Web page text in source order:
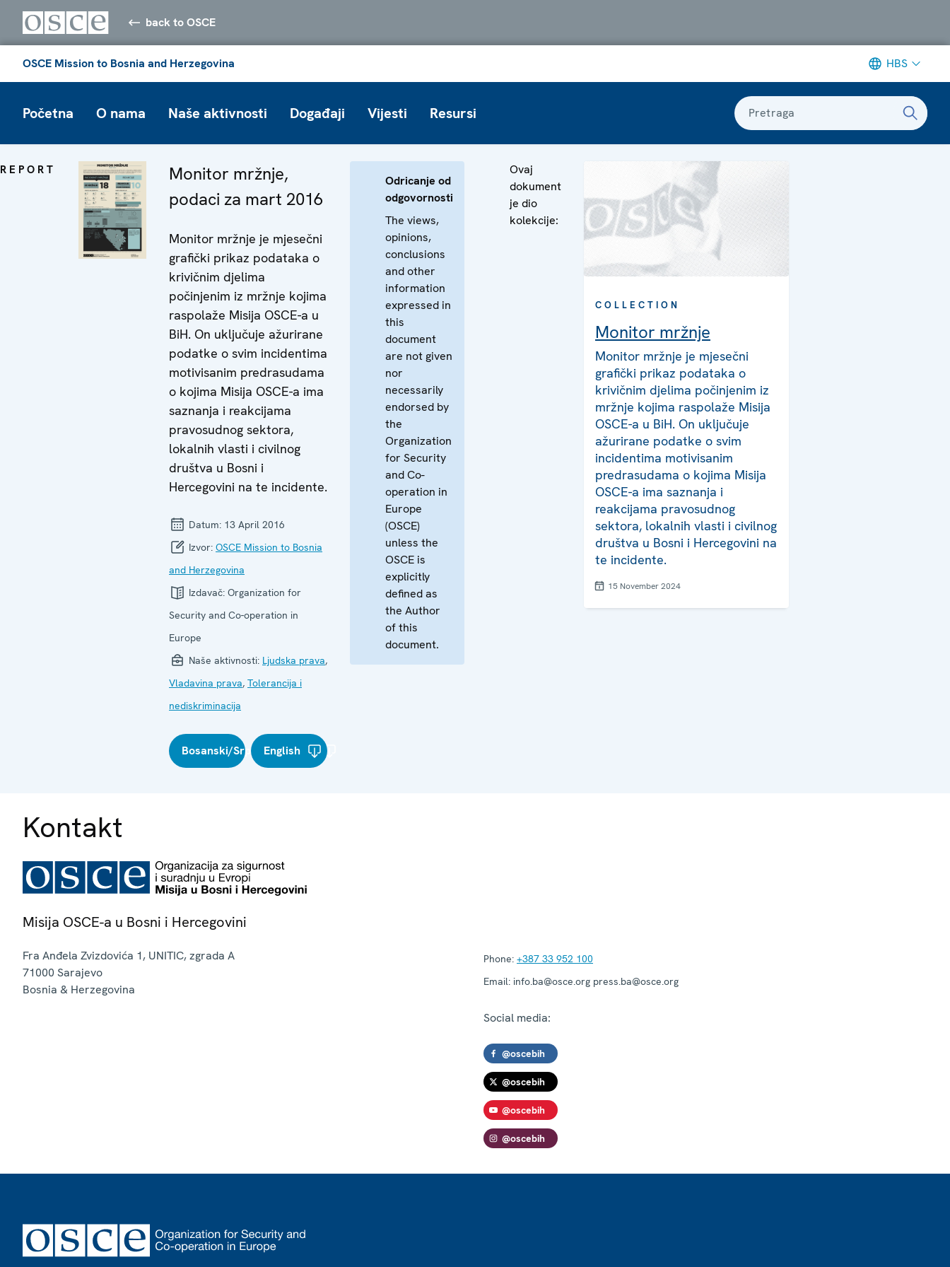
back to OSCE
OSCE Mission to Bosnia and Herzegovina HBS
Početna O nama Naše aktivnosti Događaji Vijesti Resursi Pretraga
REPORT
Monitor mržnje,
podaci za mart 2016
Monitor mržnje je mjesečni
grafički prikaz podataka o
krivičnim djelima
počinjenim iz mržnje kojima
raspolaže Misija OSCE-a u
BiH. On uključuje ažurirane
podatke o svim incidentima
motivisanim predrasudama
o kojima Misija OSCE-a ima
saznanja i reakcijama
pravosudnog sektora,
lokalnih vlasti i civilnog
društva u Bosni i
Hercegovini na te incidente.
Datum: 13 April 2016
Izvor: OSCE Mission to Bosnia
and Herzegovina
Izdavač: Organization for
Security and Co-operation in
Europe
Naše aktivnosti: Ljudska prava,
Vladavina prava, Tolerancija i
nediskriminacija
Bosanski/Srpski/Hrvatski
English
Odricanje od
odgovornosti
The views,
opinions,
conclusions
and other
information
expressed in
this
document
are not given
nor
necessarily
endorsed by
the
Organization
for Security
and Co-
operation in
Europe
(OSCE)
unless the
OSCE is
explicitly
defined as
the Author
of this
document.
Ovaj
dokument
je dio
kolekcije:
COLLECTION
Monitor mržnje
Monitor mržnje je mjesečni
grafički prikaz podataka o
krivičnim djelima počinjenim iz
mržnje kojima raspolaže Misija
OSCE-a u BiH. On uključuje
ažurirane podatke o svim
incidentima motivisanim
predrasudama o kojima Misija
OSCE-a ima saznanja i
reakcijama pravosudnog
sektora, lokalnih vlasti i civilnog
društva u Bosni i Hercegovini na
te incidente.
15 November 2024
Kontakt
Misija OSCE-a u Bosni i Hercegovini
Fra Anđela Zvizdovića 1, UNITIC, zgrada A
71000 Sarajevo
Bosnia & Herzegovina
Phone: +387 33 952 100
Email: info.ba@osce.org press.ba@osce.org
Social media:
@oscebih
@oscebih
@oscebih
@oscebih